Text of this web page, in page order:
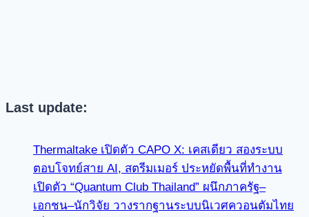
Last update:
Thermaltake เปิดตัว CAPO X: เคสเดียว สองระบบ
ตอบโจทย์สาย AI, สตรีมเมอร์ ประหยัดพื้นที่ทำงาน
เปิดตัว “Quantum Club Thailand” ผนึกภาครัฐ–
เอกชน–นักวิจัย วางรากฐานระบบนิเวศควอนตัมไทย